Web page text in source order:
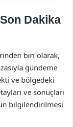
Dakika
biri olarak,
gündeme
ve bölgedeki
ve sonuçları
bilgilendirilmesi